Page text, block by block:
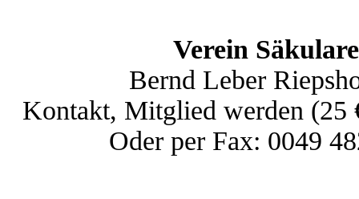
Verein
Bernd Leber
Kontakt, Mitglied werden (25
Oder per Fax: 0049